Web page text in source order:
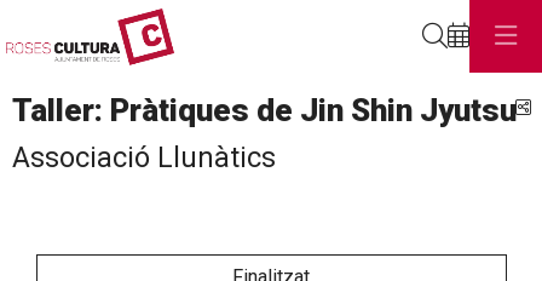
Taller: Pràtiques de Jin Shin Jyutsu
Associació Llunàtics